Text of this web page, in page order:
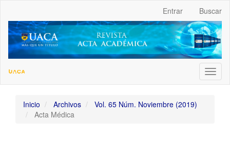
##plugins.themes.bootstrap3.accessible_menu.main_content##
##plugins.themes.bootstrap3.accessible_menu.sidebar##
Entrar Buscar
Inicio Archivos
Vol. 65 Núm. Noviembre (2019)
Acta Médica